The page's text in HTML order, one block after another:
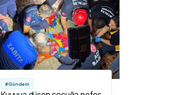
#Gündem